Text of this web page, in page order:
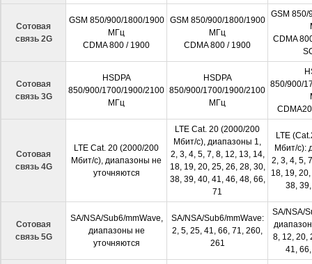
Сотовая
связь 2G
GSM 850/900/1800/1900
МГц
CDMA 800 / 1900
GSM 850/900/1800/1900
МГц
CDMA 800 / 1900
GSM 850/
CDMA
Сотовая
связь 3G
HSDPA
850/900/1700/1900/2100
МГц
HSDPA
850/900/1700/1900/2100
МГц
850/900/
Сотовая
связь 4G
LTE Cat. 20 (2000/200
Мбит/с), диапазоны не
уточняются
LTE Cat. 20 (2000/200
Мбит/с), диапазоны 1,
2, 3, 4, 5, 7, 8, 12, 13, 14,
18, 19, 20, 25, 26, 28, 30,
38, 39, 40, 41, 46, 48, 66,
71
LTE
Мбит/с):
2, 3, 4, 5,
18, 19,
38,
Сотовая
связь 5G
SA/NSA/Sub6/mmWave,
диапазоны не
уточняются
SA/NSA/Sub6/mmWave:
2, 5, 25, 41, 66, 71, 260,
261
SA/NSA/
8, 12, 20,
41,